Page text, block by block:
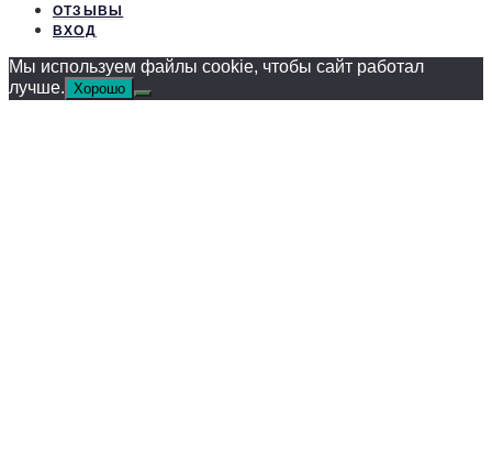
ОТЗЫВЫ
ВХОД
Мы используем файлы cookie, чтобы сайт работал
лучше. Хорошо